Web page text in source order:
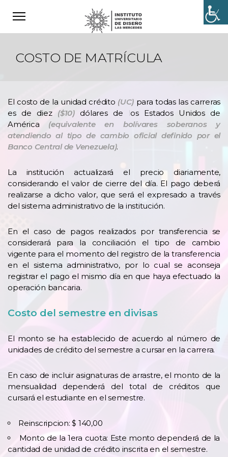
COSTO DE MATRÍCULA
El costo de la unidad crédito (UC) para todas las carreras
es de diez ($10)dólares de los Estados Unidos de
América (equivalente en bolívares soberanos y
atendiendo al tipo de cambio oficial definido por el
Banco Central de Venezuela).
La institución actualizará el precio diariamente,
considerando el valor de cierre del día. El pago deberá
realizarse a dicho valor, que será el expresado a través
del sistema administrativo de la institución.
En el caso de pagos realizados por transferencia se
considerará para la conciliación el tipo de cambio
vigente para el momento del registro de la transferencia
en el sistema administrativo, por lo cual se aconseja
registrar el pago el mismo día en que haya efectuado la
operación bancaria.
Costo del semestre en divisas
El monto se ha establecido de acuerdo al número de
unidades de crédito del semestre a cursar en la carrera.
En caso de incluir asignaturas de arrastre, el monto de la
mensualidad dependerá del total de créditos que
cursará el estudiante en el semestre.
Reinscripcion: $ 140,00
Monto de la 1era cuota: Este monto dependerá de la
cantidad de unidad de crédito inscrita en el semestre.